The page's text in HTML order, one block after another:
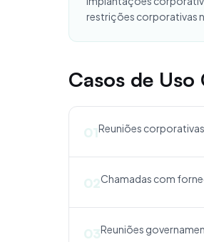
restrições corporativas
Casos de Uso
01Reuniões
02Chamadas com
03Reuniões